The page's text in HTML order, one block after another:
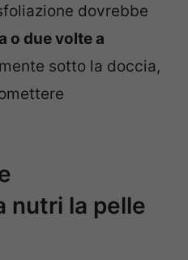
dovrebbe
o due volte a
sotto la doccia,
nutri la pelle